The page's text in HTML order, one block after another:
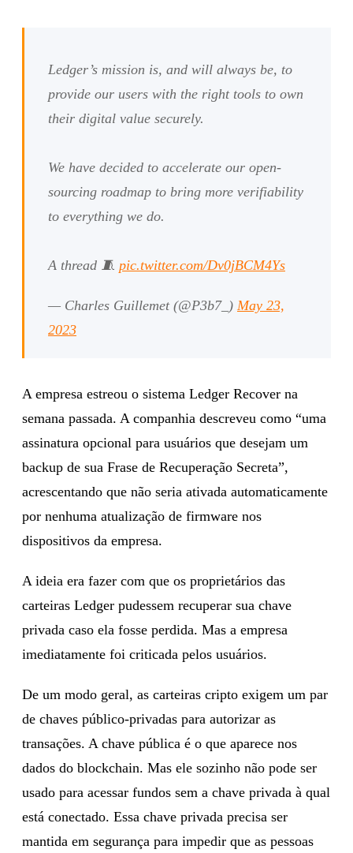
Ledger’s mission is, and will always be, to
provide our users with the right tools to own
their digital value securely.
We have decided to accelerate our open-
sourcing roadmap to bring more verifiability
to everything we do.
A thread 🧵 pic.twitter.com/Dv0jBCM4Ys
— Charles Guillemet (@P3b7_) May 23,
2023
A empresa estreou o sistema Ledger Recover na
semana passada. A companhia descreveu como “uma
assinatura opcional para usuários que desejam um
backup de sua Frase de Recuperação Secreta”,
acrescentando que não seria ativada automaticamente
por nenhuma atualização de firmware nos
dispositivos da empresa.
A ideia era fazer com que os proprietários das
carteiras Ledger pudessem recuperar sua chave
privada caso ela fosse perdida. Mas a empresa
imediatamente foi criticada pelos usuários.
De um modo geral, as carteiras cripto exigem um par
de chaves público-privadas para autorizar as
transações. A chave pública é o que aparece nos
dados do blockchain. Mas ele sozinho não pode ser
usado para acessar fundos sem a chave privada à qual
está conectado. Essa chave privada precisa ser
mantida em segurança para impedir que as pessoas